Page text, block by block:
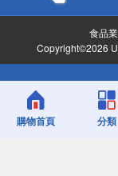
食品
Copyright©2026
購物首頁 分類